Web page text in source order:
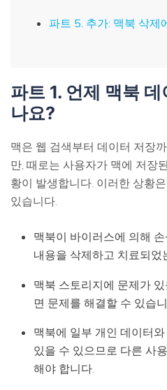
파트 5. 추가: 맥북 삭제
파트 1. 언제 맥북
나요?
맥은 웹 검색부터 데이터 저장
만, 때로는 사용자가 맥에 저장
황이 발생합니다. 이러한 상황
있습니다.
맥북이 바이러스에 의해
내용을 삭제하고 치료되었
맥북 스토리지에 문제가
면 문제를 해결할 수 있습
맥북에 일부 개인 데이터
있을 수 있으므로 다른 사
해야 합니다.